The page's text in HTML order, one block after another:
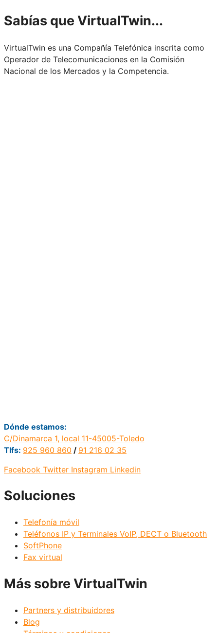
Sabías que VirtualTwin...
VirtualTwin es una Compañía Telefónica inscrita como
Operador de Telecomunicaciones en la Comisión
Nacional de los Mercados y la Competencia.
Dónde estamos:
C/Dinamarca 1, local 11-45005-Toledo
Tlfs: 925 960 860 / 91 216 02 35
Facebook Twitter Instagram Linkedin
Soluciones
Telefonía móvil
Teléfonos IP y Terminales VoIP, DECT o Bluetooth
SoftPhone
Fax virtual
Más sobre VirtualTwin
Partners y distribuidores
Blog